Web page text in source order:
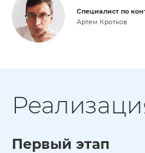
Специалист по
Артем Кротков
Первый этап